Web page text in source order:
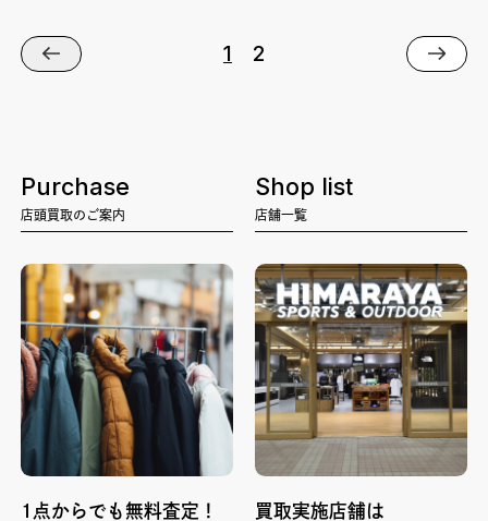
1 2
Purchase
店頭買取のご案内
1点からでも無料査定！
Shop list
店舗一覧
買取実施店舗は